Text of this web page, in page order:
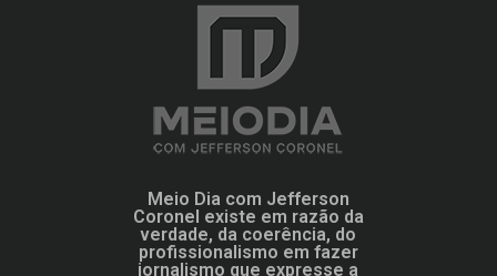
Meio Dia com Jefferson
Coronel existe em razão da
verdade, da coerência, do
profissionalismo em fazer
jornalismo que expresse a